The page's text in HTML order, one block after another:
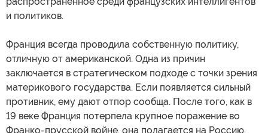
и политиков.
Франция всегда проводила собственную политику,
отличную от американской. Одна из причин
заключается в стратегическом подходе с точки зрения
материкового государства. Если появляется сильный
противник, ему дают отпор сообща. После того, как в
19 веке Франция потерпела крупное поражение во
Франко-прусской войне, она полагается на Россию,